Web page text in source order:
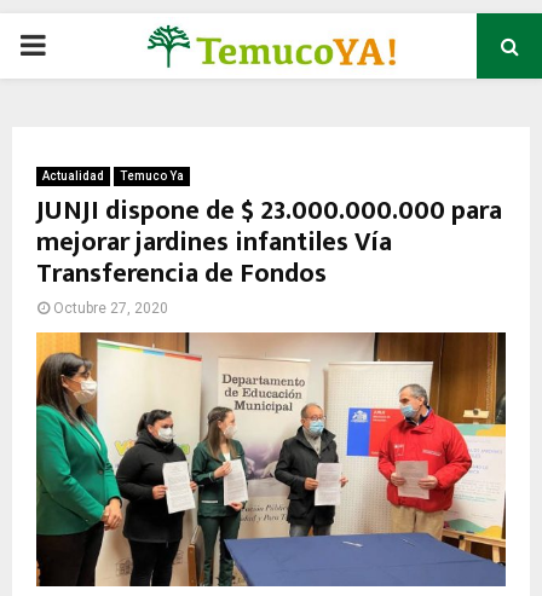
P
M
A
R
Y
M
E
Actualidad Temuco Ya
JUNJI dispone de $ 23.000.000.000 para
mejorar jardines infantiles Vía
Transferencia de Fondos
Octubre 27, 2020